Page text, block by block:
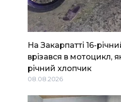
На Закарпатті 16-
врізався в мотоцикл,
річний хлопчик
08.08.2026